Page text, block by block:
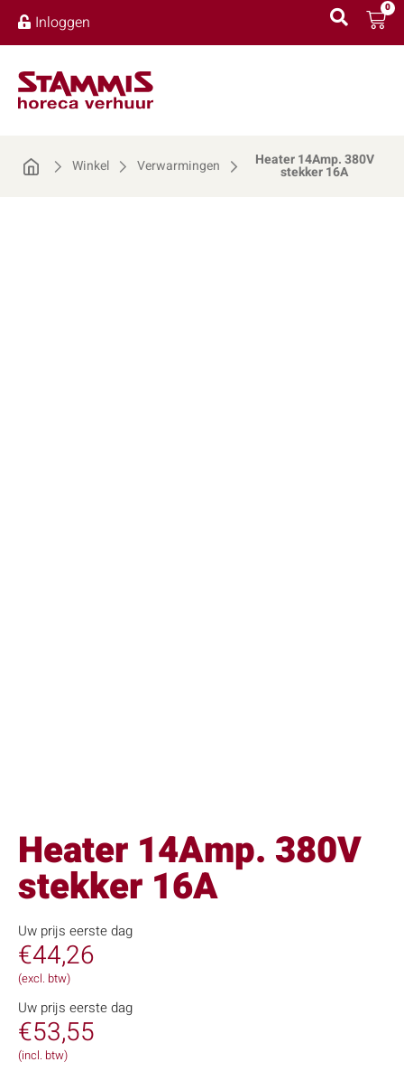
Inloggen
0
Winkel Verwarmingen Heater 14Amp. 380V
stekker 16A
Heater 14Amp. 380V
stekker 16A
Uw prijs eerste dag
€44,26
(excl. btw)
Uw prijs eerste dag
€53,55
(incl. btw)